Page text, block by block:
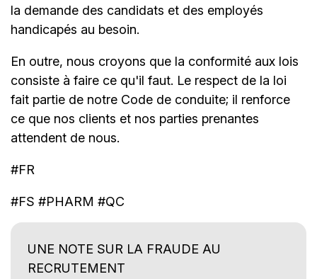
la demande des candidats et des employés
handicapés au besoin.
En outre, nous croyons que la conformité aux lois
consiste à faire ce qu'il faut. Le respect de la loi
fait partie de notre Code de conduite; il renforce
ce que nos clients et nos parties prenantes
attendent de nous.
#FR
#FS #PHARM #QC
UNE NOTE SUR LA FRAUDE AU
RECRUTEMENT